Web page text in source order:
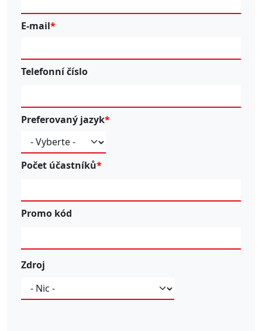
E-mail
Telefonní číslo
Preferovaný jazyk
Počet účastníků
Promo kód
Zdroj
Zdroj